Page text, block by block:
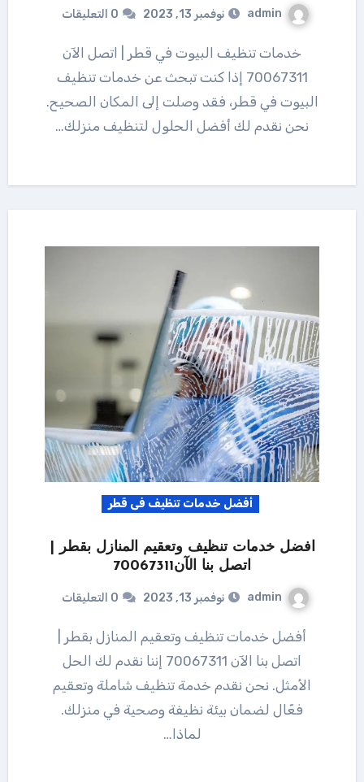
admin نوفمبر 13, 2023 0 التعليقات
خدمات تنظيف البيوت في قطر | اتصل الآن
70067311 إذا كنت تبحث عن خدمات تنظيف
البيوت في قطر، فقد وصلت إلى المكان الصحيح.
نحن نقدم لك أفضل الحلول لتنظيف منزلك…
أفضل خدمات تنظيف فى قطر
افضل خدمات تنظيف وتعقيم المنازل بقطر |
اتصل بنا الآن70067311
admin نوفمبر 13, 2023 0 التعليقات
أفضل خدمات تنظيف وتعقيم المنازل بقطر |
اتصل بنا الآن 70067311 إننا نقدم لك الحل
الأمثل. نحن نقدم خدمة تنظيف شاملة وتعقيم
فعّال لضمان بيئة نظيفة وصحية في منزلك.
لماذا…